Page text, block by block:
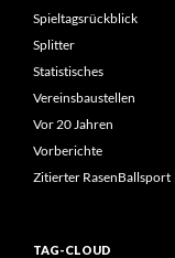
Spieltagsrückblick
Splitter
Statistisches
Vereinsbaustellen
Vor 20 Jahren
Vorberichte
Zitierter RasenBallsport
TAG-CLOUD